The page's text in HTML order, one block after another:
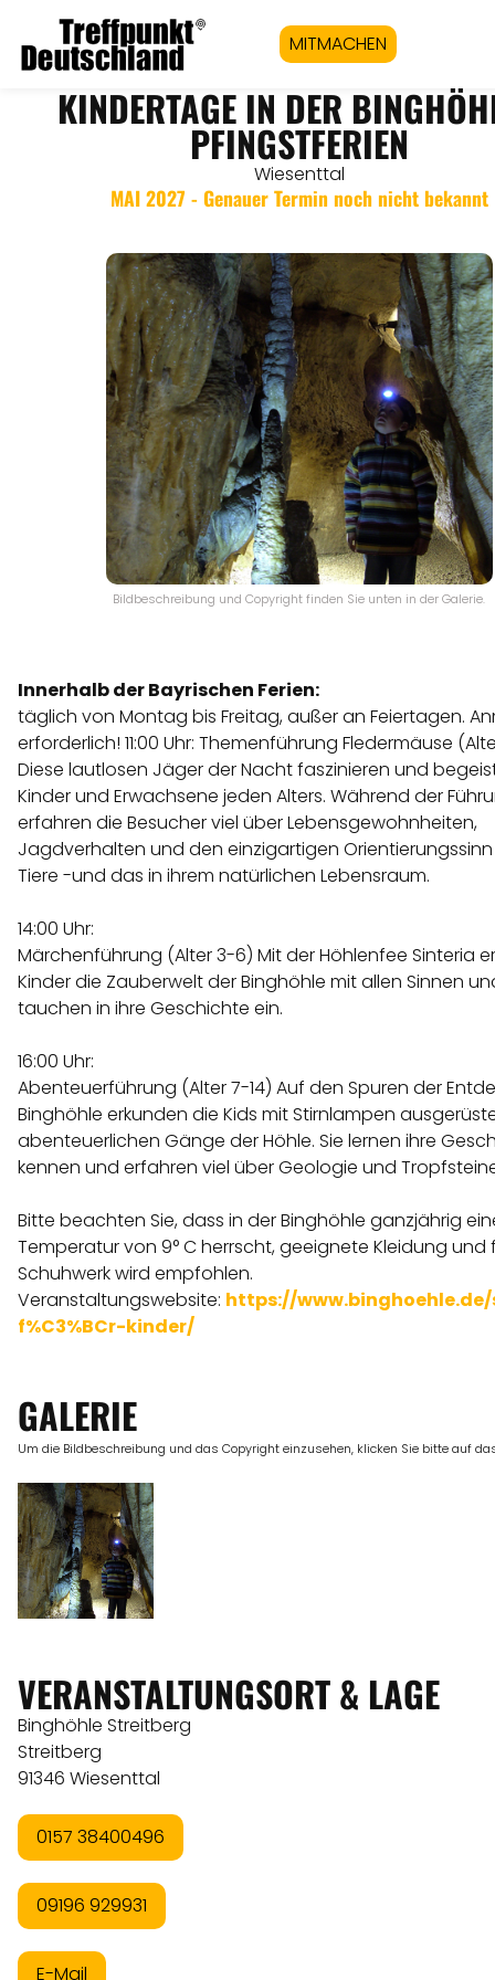
MITMACHEN
KINDERTAGE IN DER
PFINGSTFERIEN
Wiesenttal
MAI 2027 - Genauer Termin noch nicht bekannt
Bildbeschreibung und Copyright finden Sie unten in der Galerie.
Innerhalb der Bayrischen Ferien:
täglich von Montag bis Freitag, außer an Feiertagen.
erforderlich! 11:00 Uhr: Themenführung Fledermäuse
Diese lautlosen Jäger der Nacht faszinieren und
Kinder und Erwachsene jeden Alters. Während der
erfahren die Besucher viel über Lebensgewohnheiten,
Jagdverhalten und den einzigartigen
Tiere -und das in ihrem natürlichen Lebensraum.
14:00 Uhr:
Märchenführung (Alter 3-6) Mit der Höhlenfee Sinteria
Kinder die Zauberwelt der Binghöhle mit allen Sinnen
tauchen in ihre Geschichte ein.
16:00 Uhr:
Abenteuerführung (Alter 7-14) Auf den Spuren der
Binghöhle erkunden die Kids mit Stirnlampen
abenteuerlichen Gänge der Höhle. Sie lernen ihre
kennen und erfahren viel über Geologie und
Bitte beachten Sie, dass in der Binghöhle ganzjährig
Temperatur von 9° C herrscht, geeignete Kleidung und
Schuhwerk wird empfohlen.
Veranstaltungswebsite: https://
f%C3%BCr-kinder/
GALERIE
Um die Bildbeschreibung und das Copyright einzusehen, klicken Sie bitte auf
VERANSTALTUNGSORT & LAGE
Binghöhle Streitberg
Streitberg
91346 Wiesenttal
0157 38400496
09196 929931
E-Mail